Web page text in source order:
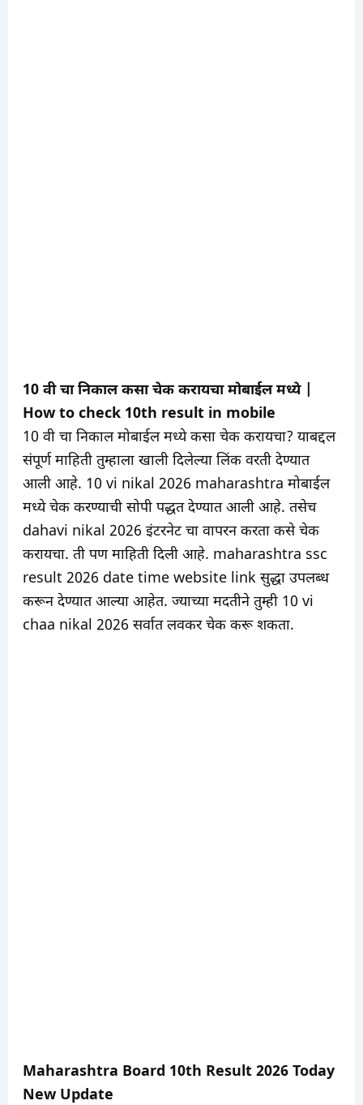
10 वी चा निकाल कसा चेक करायचा मोबाईल मध्ये |
How to check 10th result in mobile
10 वी चा निकाल मोबाईल मध्ये कसा चेक करायचा? याबद्दल
संपूर्ण माहिती तुम्हाला खाली दिलेल्या लिंक वरती देण्यात
आली आहे. 10 vi nikal 2026 maharashtra मोबाईल
मध्ये चेक करण्याची सोपी पद्धत देण्यात आली आहे. तसेच
dahavi nikal 2026 इंटरनेट चा वापरन करता कसे चेक
करायचा. ती पण माहिती दिली आहे. maharashtra ssc
result 2026 date time website link सुद्धा उपलब्ध
करून देण्यात आल्या आहेत. ज्याच्या मदतीने तुम्ही 10 vi
chaa nikal 2026 सर्वात लवकर चेक करू शकता.
Maharashtra Board 10th Result 2026 Today
New Update